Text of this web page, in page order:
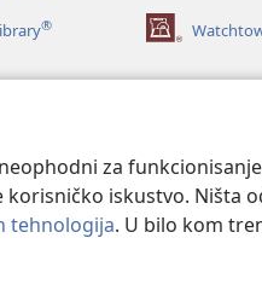
za
iskustvo. Ništa
tehnologija. U bilo kom
prozor)
®